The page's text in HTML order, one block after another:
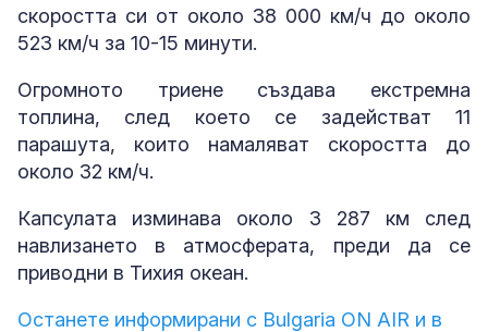
скоростта си от около 38 000 км/ч до около
523 км/ч за 10-15 минути.
Огромното триене създава екстремна
топлина, след което се задействат 11
парашута, които намаляват скоростта до
около 32 км/ч.
Капсулата изминава около 3 287 км след
навлизането в атмосферата, преди да се
приводни в Тихия океан.
Останете информирани с Bulgaria ON AIR и в